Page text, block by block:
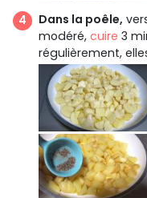
Dans la poêle,
modéré, cuire 3
régulièrement,